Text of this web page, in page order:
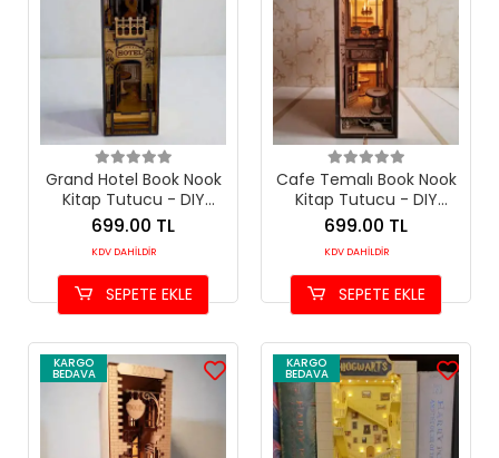
Grand Hotel Book Nook
Kitap Tutucu - DIY
Minyatür Otel Maket Kit
699.00 TL
KDV DAHİLDİR
SEPETE EKLE
Cafe Temalı Book Nook
Kitap Tutucu - DIY
Minyatür Kahve Dükkanı
699.00 TL
KDV DAHİLDİR
SEPETE EKLE
KARGO
BEDAVA
KARGO
BEDAVA